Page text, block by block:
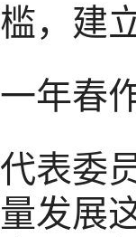
槛，建
一年春
代表委
量发展